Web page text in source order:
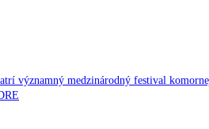
významný medzinárodný festival